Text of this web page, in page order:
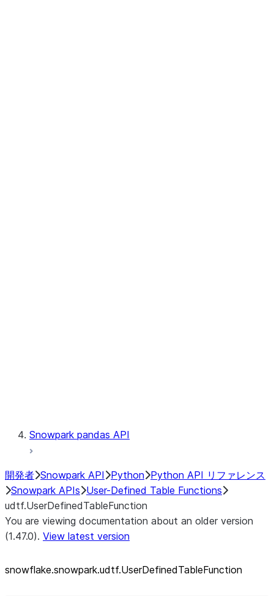
Snowpark pandas API
開発者 Snowpark API Python Python API リファレンス
Snowpark APIs User-Defined Table Functions
udtf.UserDefinedTableFunction
You are viewing documentation about an older version
(1.47.0). View latest version
snowflake.snowpark.udtf.UserDefinedTableFunction